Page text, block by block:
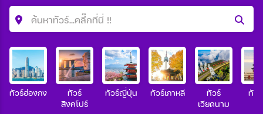
ค้นหาทัวร์...คลื๊กที่นี่ !!
ค้นหาโปรแกรมทัวร์
คำค้นหา
ทัวร์ฮ่องกง
ทัวร์
สิงคโปร์
ทัวร์ญี่ปุ่น ทัวร์เกาหลี
ทัวร์
เวียดนาม
ทัว